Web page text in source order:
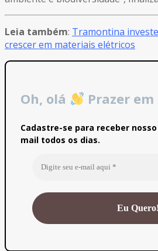
Leia também: Tramontina
crescer em materiais elétricos
Oh, olá Prazer
Cadastre-se para receber
mail todos os dias.